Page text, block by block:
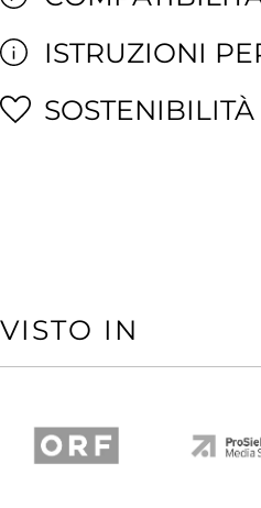
ISTRUZIONI
SOSTENIBILITÀ
VISTO IN